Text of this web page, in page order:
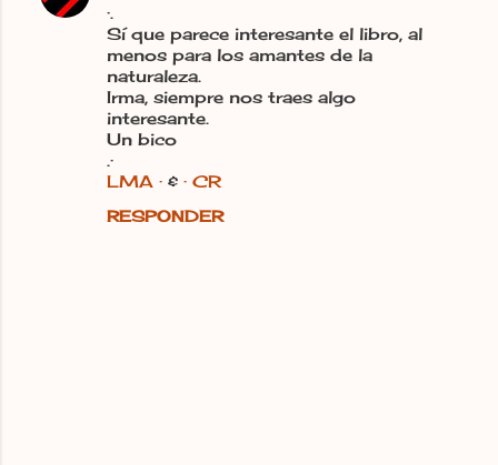
·.
Sí que parece interesante el libro, al
menos para los amantes de la
naturaleza.
Irma, siempre nos traes algo
interesante.
Un bico
.·
LMA · & · CR
RESPONDER